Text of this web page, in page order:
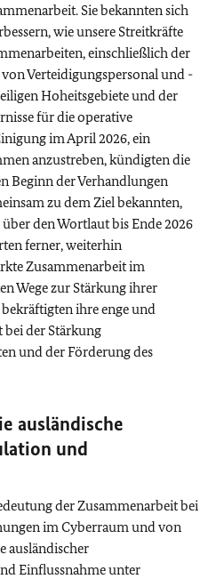
Sie bekannten sich
wie unsere Streitkräfte
einschließlich der
Verteidigungspersonal und -
Hoheitsgebiete und der
für die operative
im April 2026, ein
anzustreben, kündigten die
Beginn der Verhandlungen
zu dem Ziel bekannten,
den Wortlaut bis Ende 2026
ferner, weiterhin
Zusammenarbeit im
Wege zur Stärkung ihrer
ihre enge und
bei der Stärkung
und der Förderung des
ausländische
und
der Zusammenarbeit bei
im Cyberraum und von
ausländischer
Einflussnahme unter